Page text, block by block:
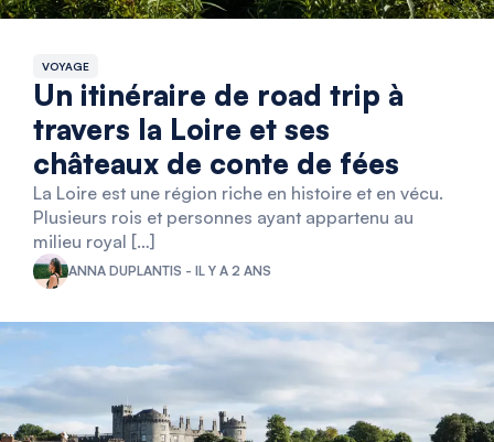
VOYAGE
Un itinéraire de road trip à
travers la Loire et ses
châteaux de conte de fées
La Loire est une région riche en histoire et en vécu.
Plusieurs rois et personnes ayant appartenu au
milieu royal […]
ANNA DUPLANTIS - IL Y A 2 ANS